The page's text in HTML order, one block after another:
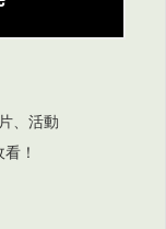
、活動
！